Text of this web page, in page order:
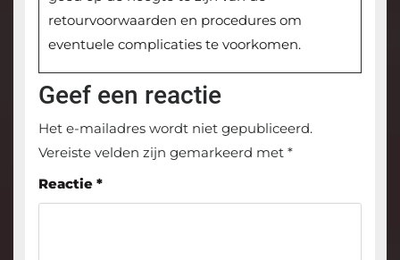
retourvoorwaarden en procedures om
eventuele complicaties te voorkomen.
Geef een reactie
Het e-mailadres wordt niet gepubliceerd.
Vereiste velden zijn gemarkeerd met *
Reactie *